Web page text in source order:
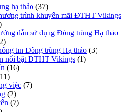
hạ thảo (37)
trình khuyến mãi ĐTHT Vikings
dẫn sử dụng Đông trùng Hạ thảo
tin Đông trùng Hạ thảo (3)
nổi bật ĐTHT Vikings (1)
(16)
việc (7)
(2)
(7)